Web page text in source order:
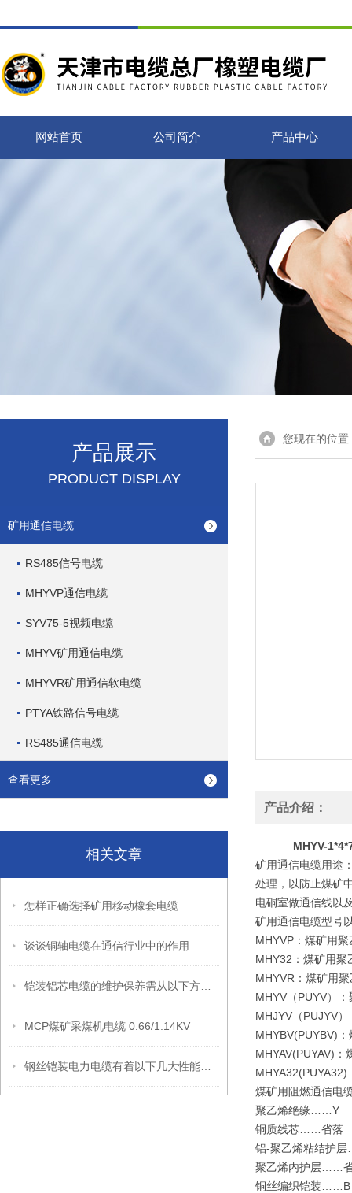
网站首页 公司简介 产品中心
产品展示
PRODUCT DISPLAY
矿用通信电缆
RS485信号电缆
MHYVP通信电缆
SYV75-5视频电缆
MHYV矿用通信电缆
MHYVR矿用通信软电缆
PTYA铁路信号电缆
RS485通信电缆
查看更多
相关文章
怎样正确选择矿用移动橡套电缆
谈谈铜轴电缆在通信行业中的作用
MCP煤矿采煤机电缆 0.66/1.14KV
您现在的位置
产品介绍：
MHYV-
矿用通信电缆用途
处理，以防止煤矿
电硐室做通信线以
矿用通信电缆型号
MHYVP：煤矿用
MHY32：煤矿用聚
MHYVR：煤矿用
MHYV（PUYV）
MHJYV（PUJYV
MHYBV(PUYBV)
MHYAV(PUYAV)
煤矿用阻燃通信
聚乙烯绝缘
铜质线芯……省
铝-聚乙烯粘结
聚乙烯内护层……
铜丝编织铠装